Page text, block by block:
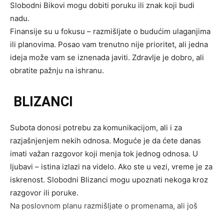
Slobodni Bikovi mogu dobiti poruku ili znak koji budi
nadu.
Finansije su u fokusu – razmišljate o budućim ulaganjima
ili planovima. Posao vam trenutno nije prioritet, ali jedna
ideja može vam se iznenada javiti. Zdravlje je dobro, ali
obratite pažnju na ishranu.
BLIZANCI
Subota donosi potrebu za komunikacijom, ali i za
razjašnjenjem nekih odnosa. Moguće je da ćete danas
imati važan razgovor koji menja tok jednog odnosa. U
ljubavi – istina izlazi na videlo. Ako ste u vezi, vreme je za
iskrenost. Slobodni Blizanci mogu upoznati nekoga kroz
razgovor ili poruke.
Na poslovnom planu razmišljate o promenama, ali još